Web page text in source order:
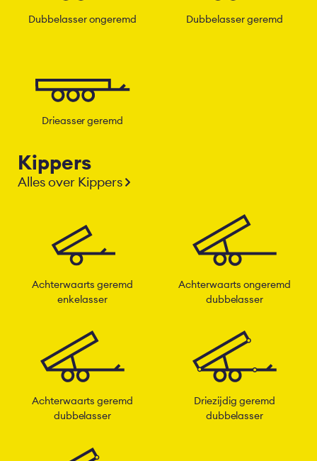
Dubbelasser ongeremd Dubbelasser geremd
Drieasser geremd
Kippers
Alles over Kippers
Achterwaarts geremd
enkelasser
Achterwaarts ongeremd
dubbelasser
Achterwaarts geremd
dubbelasser
Driezijdig geremd
dubbelasser